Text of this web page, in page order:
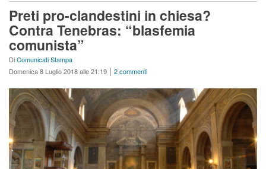
Preti pro-clandestini in chiesa?
Contra Tenebras: “blasfemia
comunista”
DiComunicati Stampa
Domenica 8 Luglio 2018 alle 21:19 | 2 commenti